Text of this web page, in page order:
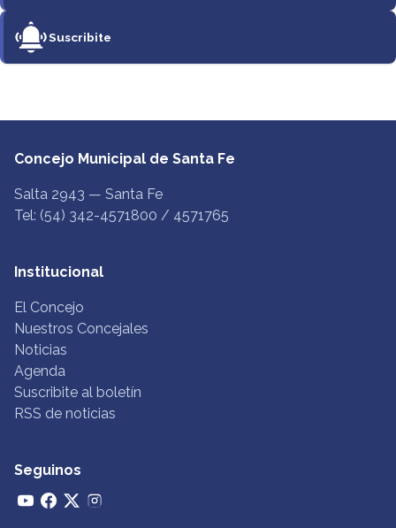
Suscribite
Concejo Municipal de Santa Fe
Salta 2943 — Santa Fe
Tel: (54) 342-4571800 / 4571765
Institucional
El Concejo
Nuestros Concejales
Noticias
Agenda
Suscribite al boletín
RSS de noticias
Seguinos